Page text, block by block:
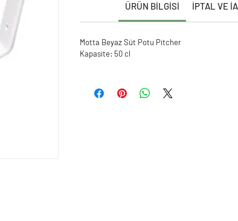
ÜRÜN BİLGİSİ İPTAL VE
Motta Beyaz Süt Potu Pitcher
Kapasite: 50 cl